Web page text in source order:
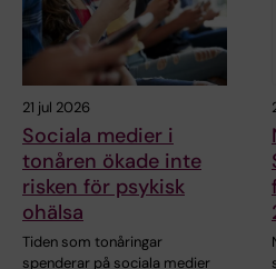
21 jul 2026
Sociala medier i
tonåren ökade inte
risken för psykisk
ohälsa
Tiden som tonåringar
spenderar på sociala medier